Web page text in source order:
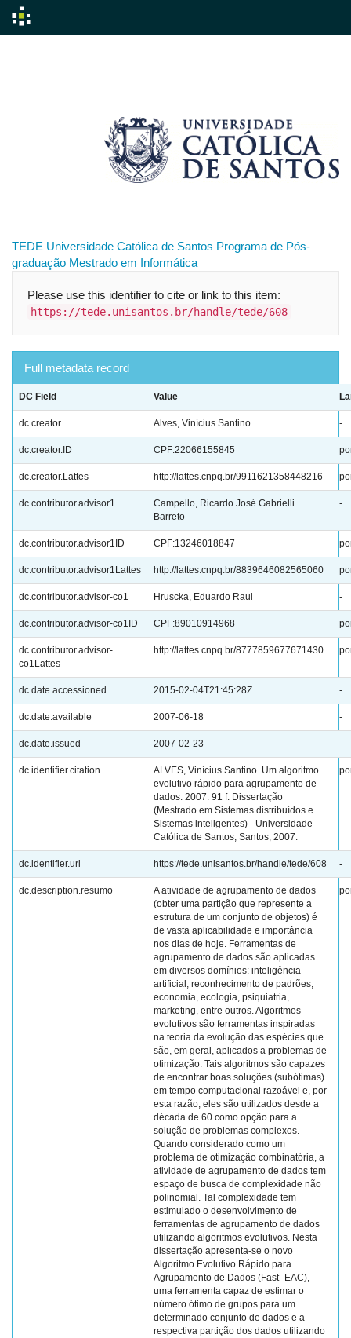
TEDE Universidade Católica de Santos Programa de Pós-
graduação Mestrado em Informática
Please use this identifier to cite or link to this item:
https://tede.unisantos.br/handle/tede/608
Full metadata record
DC Field Value
dc.creator Alves, Vinícius Santino -
dc.creator.ID CPF:22066155845
dc.creator.Lattes http://lattes.cnpq.br/9911621358448216
dc.contributor.advisor1
Campello, Ricardo José Gabrielli
Barreto
-
dc.contributor.advisor1ID CPF:13246018847
dc.contributor.advisor1Lattes http://lattes.cnpq.br/8839646082565060
dc.contributor.advisor-co1 Hruscka, Eduardo Raul -
dc.contributor.advisor-co1ID CPF:89010914968
dc.contributor.advisor-
co1Lattes
http://lattes.cnpq.br/8777859677671430
dc.date.accessioned 2015-02-04T21:45:28Z -
dc.date.available 2007-06-18 -
dc.date.issued 2007-02-23 -
dc.identifier.citation
ALVES, Vinícius Santino. Um algoritmo
evolutivo rápido para agrupamento de
dados. 2007. 91 f. Dissertação
(Mestrado em Sistemas distribuídos e
Sistemas inteligentes) - Universidade
Católica de Santos, Santos, 2007.
dc.identifier.uri https://tede.unisantos.br/handle/tede/608 -
dc.description.resumo
A atividade de agrupamento de dados
(obter uma partição que represente a
estrutura de um conjunto de objetos) é
de vasta aplicabilidade e importância
nos dias de hoje. Ferramentas de
agrupamento de dados são aplicadas
em diversos domínios: inteligência
artificial, reconhecimento de padrões,
economia, ecologia, psiquiatria,
marketing, entre outros. Algoritmos
evolutivos são ferramentas inspiradas
na teoria da evolução das espécies que
são, em geral, aplicados a problemas de
otimização. Tais algoritmos são capazes
de encontrar boas soluções (subótimas)
em tempo computacional razoável e, por
esta razão, eles são utilizados desde a
década de 60 como opção para a
solução de problemas complexos.
Quando considerado como um
problema de otimização combinatória, a
atividade de agrupamento de dados tem
espaço de busca de complexidade não
polinomial. Tal complexidade tem
estimulado o desenvolvimento de
ferramentas de agrupamento de dados
utilizando algoritmos evolutivos. Nesta
dissertação apresenta-se o novo
Algoritmo Evolutivo Rápido para
Agrupamento de Dados (Fast- EAC),
uma ferramenta capaz de estimar o
número ótimo de grupos para um
determinado conjunto de dados e a
respectiva partição dos dados utilizando